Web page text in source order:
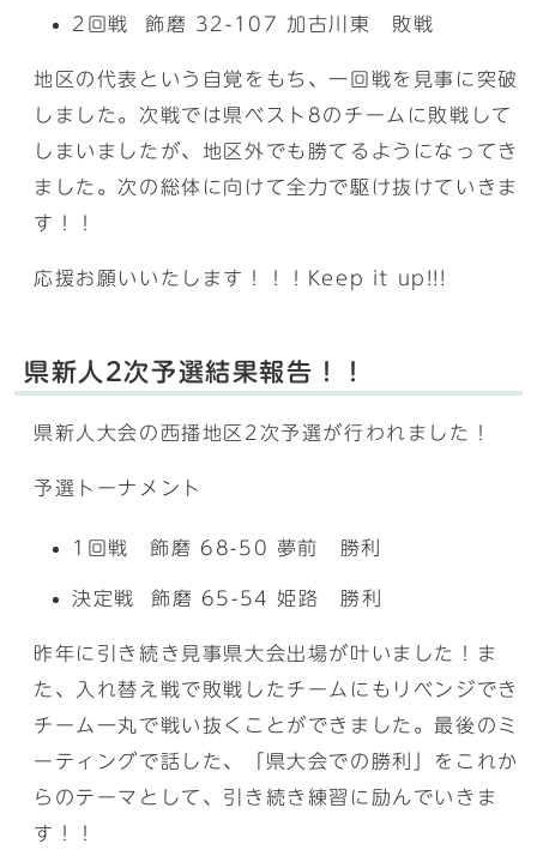
2回戦 飾磨 32-107 加古川東 敗戦
地区の代表という自覚をもち、一回戦を見事に突破
しました。次戦では県ベスト8のチームに敗戦して
しまいましたが、地区外でも勝てるようになってき
ました。次の総体に向けて全力で駆け抜けていきま
す！！
応援お願いいたします！！！Keep it up!!!
県新人2次予選結果報告！！
県新人大会の西播地区2次予選が行われました！
予選トーナメント
1回戦 飾磨 68-50 夢前 勝利
決定戦 飾磨 65-54 姫路 勝利
昨年に引き続き見事県大会出場が叶いました！ま
た、入れ替え戦で敗戦したチームにもリベンジでき
チーム一丸で戦い抜くことができました。最後のミ
ーティングで話した、「県大会での勝利」をこれか
らのテーマとして、引き続き練習に励んでいきま
す！！